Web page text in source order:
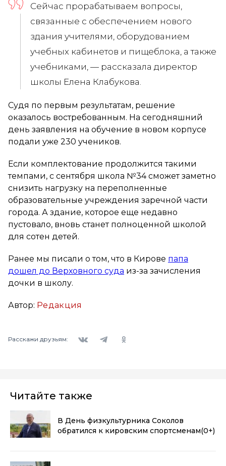
Сейчас прорабатываем вопросы,
связанные с обеспечением нового
здания учителями, оборудованием
учебных кабинетов и пищеблока, а также
учебниками, — рассказала директор
школы Елена Клабукова.
Судя по первым результатам, решение
оказалось востребованным. На сегодняшний
день заявления на обучение в новом корпусе
подали уже 230 учеников.
Если комплектование продолжится такими
темпами, с сентября школа №34 сможет заметно
снизить нагрузку на переполненные
образовательные учреждения заречной части
города. А здание, которое еще недавно
пустовало, вновь станет полноценной школой
для сотен детей.
Ранее мы писали о том, что в Кирове папа
дошел до Верховного суда из-за зачисления
дочки в школу.
Автор: Редакция
Расскажи друзьям:
Читайте также
В День физкультурника Соколов
обратился к кировским спортсменам(0+)